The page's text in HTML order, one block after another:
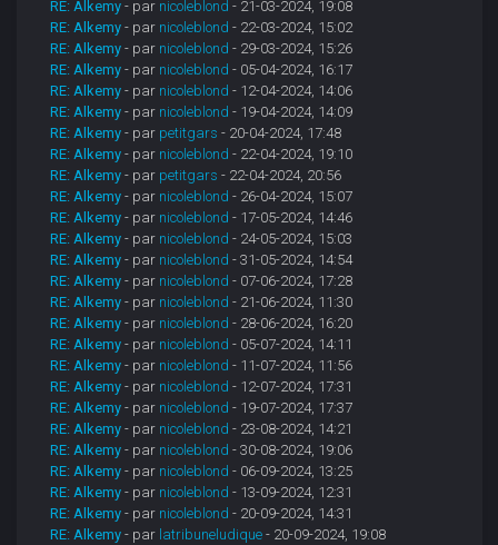
RE: Alkemy - par nicoleblond - 21-03-2024, 19:08
RE: Alkemy - par nicoleblond - 22-03-2024, 15:02
RE: Alkemy - par nicoleblond - 29-03-2024, 15:26
RE: Alkemy - par nicoleblond - 05-04-2024, 16:17
RE: Alkemy - par nicoleblond - 12-04-2024, 14:06
RE: Alkemy - par nicoleblond - 19-04-2024, 14:09
RE: Alkemy - par petitgars - 20-04-2024, 17:48
RE: Alkemy - par nicoleblond - 22-04-2024, 19:10
RE: Alkemy - par petitgars - 22-04-2024, 20:56
RE: Alkemy - par nicoleblond - 26-04-2024, 15:07
RE: Alkemy - par nicoleblond - 17-05-2024, 14:46
RE: Alkemy - par nicoleblond - 24-05-2024, 15:03
RE: Alkemy - par nicoleblond - 31-05-2024, 14:54
RE: Alkemy - par nicoleblond - 07-06-2024, 17:28
RE: Alkemy - par nicoleblond - 21-06-2024, 11:30
RE: Alkemy - par nicoleblond - 28-06-2024, 16:20
RE: Alkemy - par nicoleblond - 05-07-2024, 14:11
RE: Alkemy - par nicoleblond - 11-07-2024, 11:56
RE: Alkemy - par nicoleblond - 12-07-2024, 17:31
RE: Alkemy - par nicoleblond - 19-07-2024, 17:37
RE: Alkemy - par nicoleblond - 23-08-2024, 14:21
RE: Alkemy - par nicoleblond - 30-08-2024, 19:06
RE: Alkemy - par nicoleblond - 06-09-2024, 13:25
RE: Alkemy - par nicoleblond - 13-09-2024, 12:31
RE: Alkemy - par nicoleblond - 20-09-2024, 14:31
RE: Alkemy - par latribuneludique - 20-09-2024, 19:08